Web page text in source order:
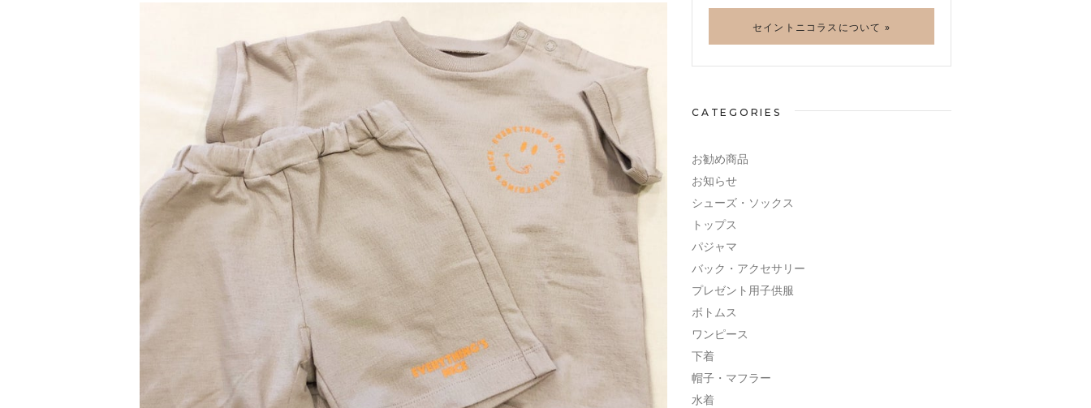
セイントニコラスについて »
CATEGORIES
お勧め商品
お知らせ
シューズ・ソックス
トップス
パジャマ
バック・アクセサリー
プレゼント用子供服
ボトムス
ワンピース
下着
帽子・マフラー
水着